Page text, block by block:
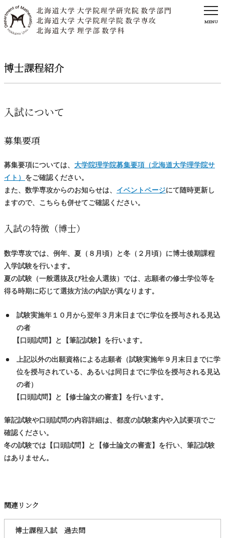
MENU
博士課程紹介
入試について
募集要項
募集要項については、 大学院理学院募集要項（北海道大学理学院サ
イト） をご確認ください。
また、数学専攻からのお知らせは、 イベントページにて随時更新し
ますので、こちらも併せてご確認ください。
入試の特徴 （博士）
数学専攻では、例年、夏（８月頃）と冬（２月頃）に博士後期課程
入学試験を行います。
夏の試験（一般選抜及び社会人選抜）では、志願者の修士学位等を
得る時期に応じて選抜方法の内訳が異なります。
試験実施年１０月から翌年３月末日までに学位を授与される見込
の者
【口頭試問】と【筆記試験】を行います。
上記以外の出願資格による志願者（試験実施年９月末日までに学
位を授与されている、あるいは同日までに学位を授与される見込
の者）
【口頭試問】と【修士論文の審査】を行います。
筆記試験や口頭試問の内容詳細は、都度の試験案内や入試要項でご
確認ください。
冬の試験では【口頭試問】と【修士論文の審査】を行い、筆記試験
はありません。
関連リンク
博士課程入試 過去問